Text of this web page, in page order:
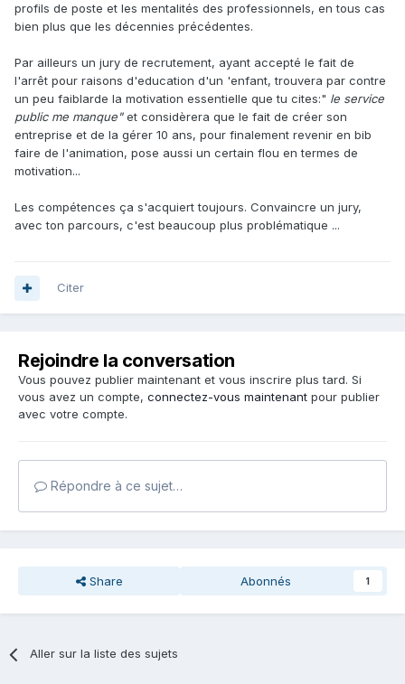
profils de poste et les mentalités des professionnels, en tous cas
bien plus que les décennies précédentes.
Par ailleurs un jury de recrutement, ayant accepté le fait de
l'arrêt pour raisons d'education d'un 'enfant, trouvera par contre
un peu faiblarde la motivation essentielle que tu cites:" le service
public me manque"et considèrera que le fait de créer son
entreprise et de la gérer 10 ans, pour finalement revenir en bib
faire de l'animation, pose aussi un certain flou en termes de
motivation...
Les compétences ça s'acquiert toujours. Convaincre un jury,
avec ton parcours, c'est beaucoup plus problématique ...
Citer
Rejoindre la conversation
Vous pouvez publier maintenant et vous inscrire plus tard. Si
vous avez un compte, connectez-vous maintenant pour publier
avec votre compte.
Répondre à ce sujet…
Share Abonnés 1
Aller sur la liste des sujets